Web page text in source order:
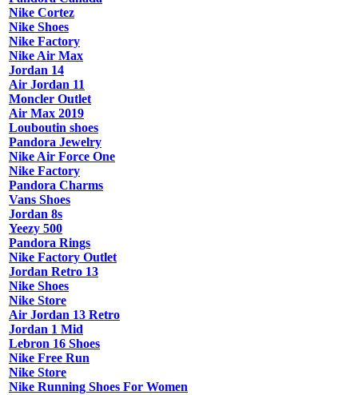
Nike Cortez
Nike Shoes
Nike Factory
Nike Air Max
Jordan 14
Air Jordan 11
Moncler Outlet
Air Max 2019
Louboutin shoes
Pandora Jewelry
Nike Air Force One
Nike Factory
Pandora Charms
Vans Shoes
Jordan 8s
Yeezy 500
Pandora Rings
Nike Factory Outlet
Jordan Retro 13
Nike Shoes
Nike Store
Air Jordan 13 Retro
Jordan 1 Mid
Lebron 16 Shoes
Nike Free Run
Nike Store
Nike Running Shoes For Women